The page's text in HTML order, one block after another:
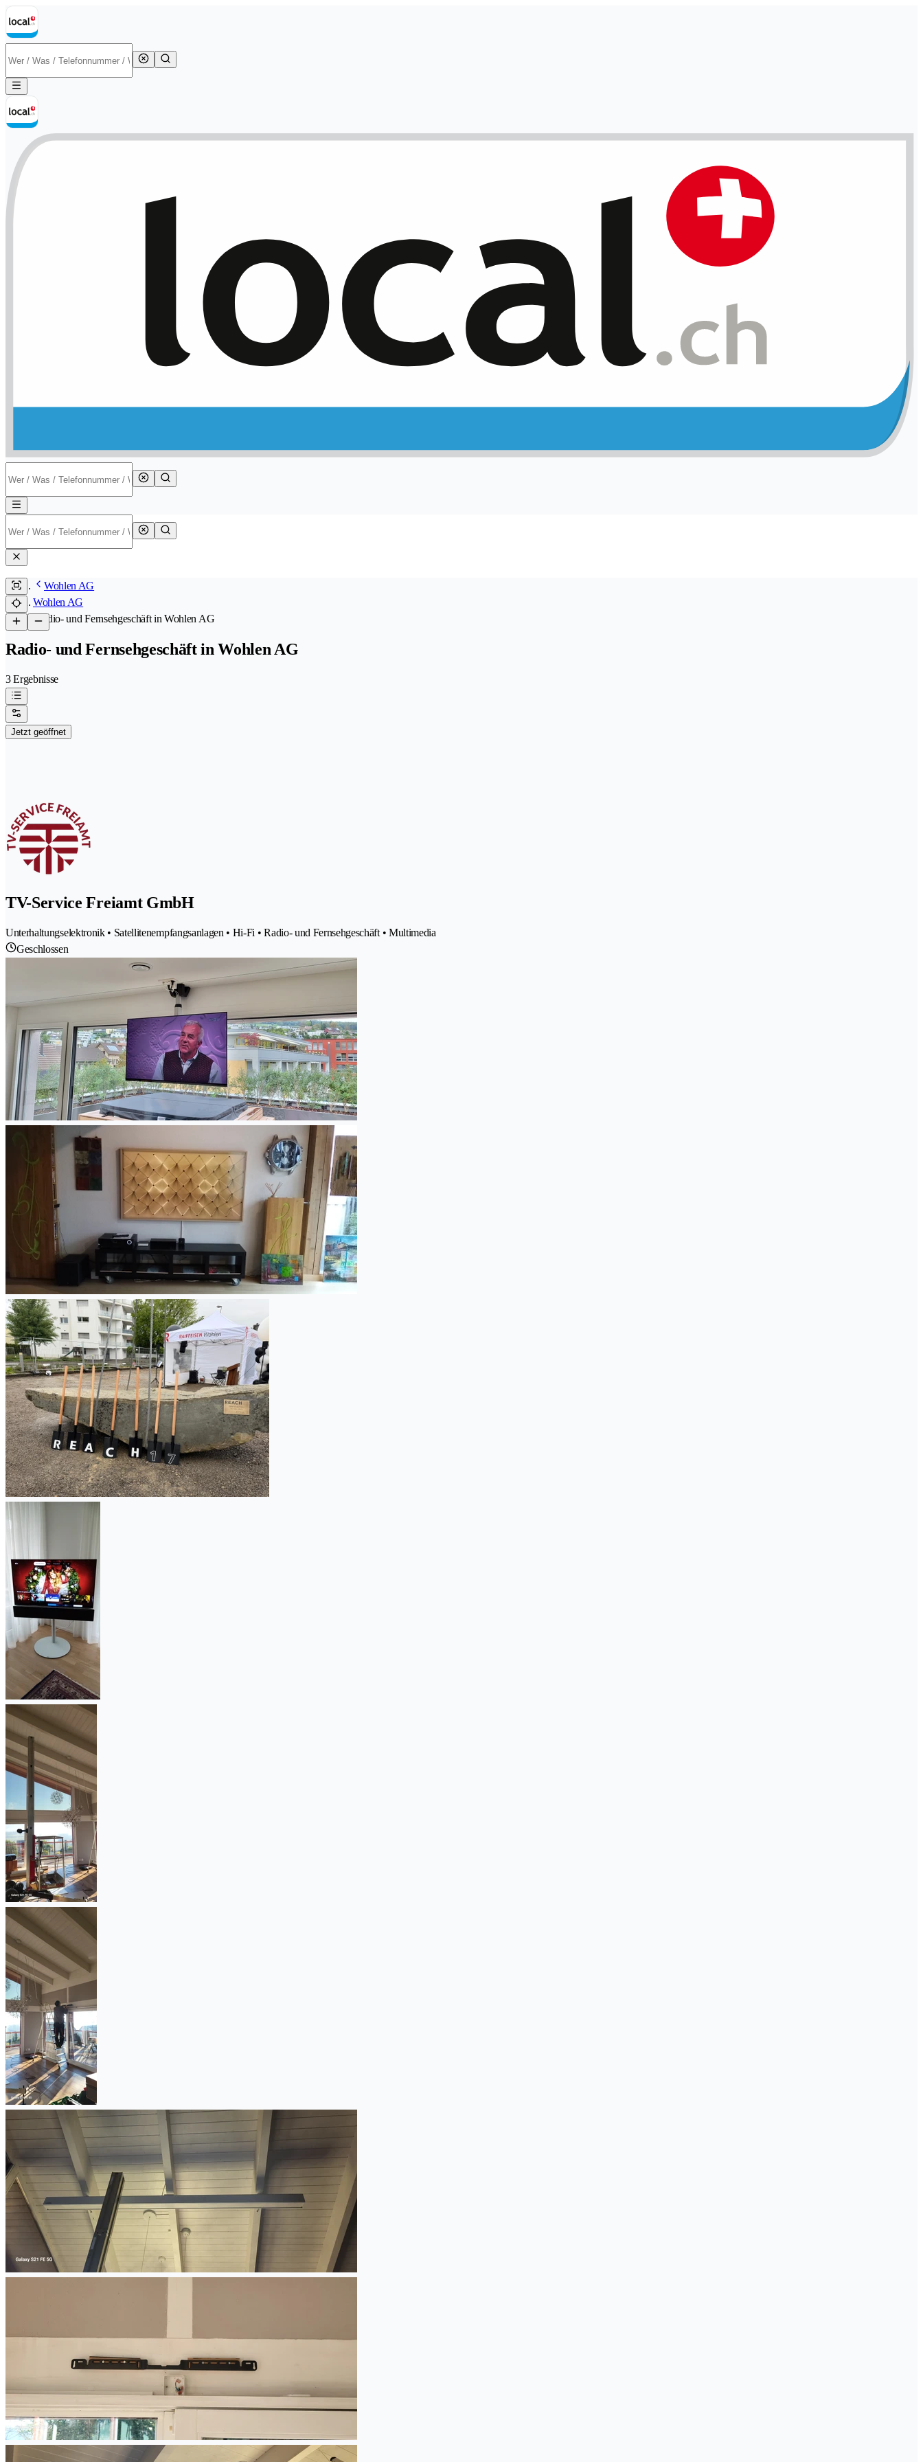
Wohlen AG
Wohlen AG
/Radio- und Fernsehgeschäft in Wohlen AG
Radio- und Fernsehgeschäft in Wohlen AG
3 Ergebnisse
Jetzt geöffnet
TV-Service Freiamt GmbH
Unterhaltungselektronik • Satellitenempfangsanlagen • Hi-Fi • Radio- und Fernsehgeschäft • Multimedia
Geschlossen